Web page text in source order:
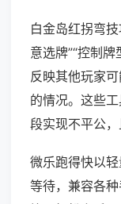
白金岛红拐弯
意选牌”“控制
反映其他玩家可
的情况。这些
段实现不平公，
微乐跑得快以
等待，兼容各